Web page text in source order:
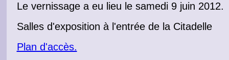
Le vernissagea eu lieu le samedi 9 juin 2012.
Salles d'exposition à l'entrée de la Citadelle
Plan d'accès.